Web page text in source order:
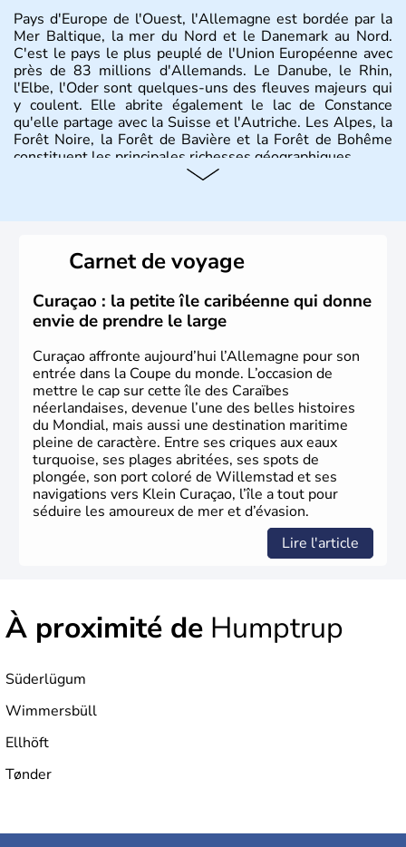
Pays d'Europe de l'Ouest, l'Allemagne est bordée par la
Mer Baltique, la mer du Nord et le Danemark au Nord.
C'est le pays le plus peuplé de l'Union Européenne avec
près de 83 millions d'Allemands. Le Danube, le Rhin,
l'Elbe, l'Oder sont quelques-uns des fleuves majeurs qui
y coulent. Elle abrite également le lac de Constance
qu'elle partage avec la Suisse et l'Autriche. Les Alpes, la
Forêt Noire, la Forêt de Bavière et la Forêt de Bohême
constituent les principales richesses géographiques.
lesquelles bénéficient d'une grande autonomie. Le pays
peut se targuer de grands noms qu'il a vu naître dans tous
les domaines, des arts à la politique en passant par la
philosophie. Hertz, Gutenberg, Heidegger, Thomas Mann,
Herman Hesse ou bien Hegel en font partie.
Carnet de voyage
Curaçao : la petite île caribéenne qui donne
envie de prendre le large
Curaçao affronte aujourd’hui l’Allemagne pour son
entrée dans la Coupe du monde. L’occasion de
mettre le cap sur cette île des Caraïbes
néerlandaises, devenue l’une des belles histoires
du Mondial, mais aussi une destination maritime
pleine de caractère. Entre ses criques aux eaux
turquoise, ses plages abritées, ses spots de
plongée, son port coloré de Willemstad et ses
navigations vers Klein Curaçao, l’île a tout pour
séduire les amoureux de mer et d’évasion.
Lire l'article
À proximité de Humptrup
Süderlügum
Wimmersbüll
Ellhöft
Tønder